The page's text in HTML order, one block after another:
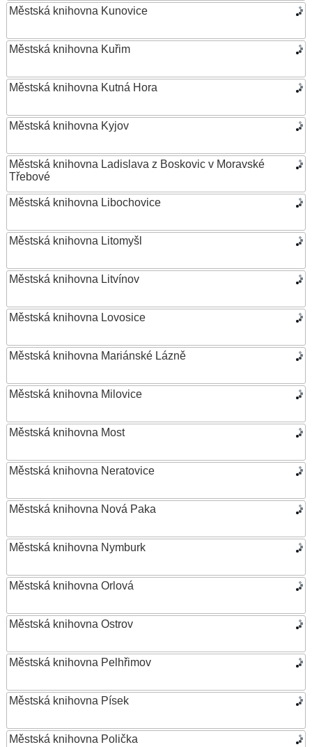
Městská knihovna Kunovice
Městská knihovna Kuřim
Městská knihovna Kutná Hora
Městská knihovna Kyjov
Městská knihovna Ladislava z Boskovic v Moravské
Třebové
Městská knihovna Libochovice
Městská knihovna Litomyšl
Městská knihovna Litvínov
Městská knihovna Lovosice
Městská knihovna Mariánské Lázně
Městská knihovna Milovice
Městská knihovna Most
Městská knihovna Neratovice
Městská knihovna Nová Paka
Městská knihovna Nymburk
Městská knihovna Orlová
Městská knihovna Ostrov
Městská knihovna Pelhřimov
Městská knihovna Písek
Městská knihovna Polička